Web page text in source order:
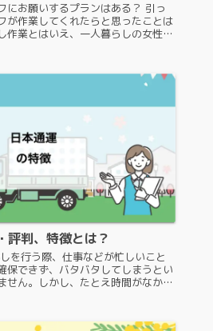
にお願いするプランはある？ 引っ
が作業してくれたらと思ったことは
作業とはいえ、一人暮らしの女性の
評判、特徴とは？
を行う際、仕事などが忙しいこと
保できず、バタバタしてしまうとい
せん。しかし、たとえ時間がなかっ